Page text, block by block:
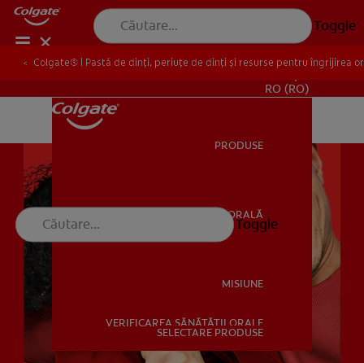
Toggle
SĂNĂTATE ORALĂ
RO (RO)
PRODUSE
SĂNĂTATE ORALĂ
MISIUNE
VERIFICAREA SĂNĂTĂȚII ORALE
SELECTARE PRODUSE
Toggle
Colgate® | Pastă de dinți, periuțe de dinți și resurse pentru îngrijirea
Colgate® | Pastă de dinți, periuțe de dinți și resurse pentru îngrijirea